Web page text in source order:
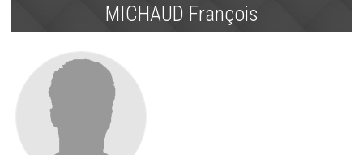
MICHAUD François